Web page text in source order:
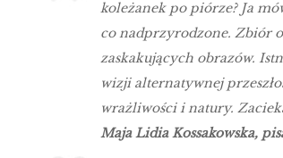
koleżanek po piórze? Ja
co nadprzyrodzone. Zbiór
zaskakujących obrazów.
wizji alternatywnej
wrażliwości i natury.
Maja Lidia Kossakowska,